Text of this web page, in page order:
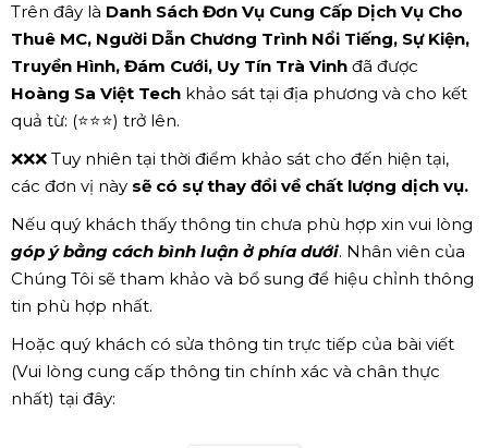
Trên đây là Danh Sách Đơn Vụ Cung Cấp Dịch Vụ Cho
Thuê MC, Người Dẫn Chương Trình Nổi Tiếng, Sự Kiện,
Truyền Hình, Đám Cưới, Uy Tín Trà Vinh đã được
Hoàng Sa Việt Tech khảo sát tại địa phương và cho kết
quả từ: (⭐⭐⭐) trở lên.
❌❌❌ Tuy nhiên tại thời điểm khảo sát cho đến hiện tại,
các đơn vị này sẽ có sự thay đổi về chất lượng dịch vụ.
Nếu quý khách thấy thông tin chưa phù hợp xin vui lòng
góp ý bằng cách bình luận ở phía dưới. Nhân viên của
Chúng Tôi sẽ tham khảo và bổ sung để hiệu chỉnh thông
tin phù hợp nhất.
Hoặc quý khách có sửa thông tin trực tiếp của bài viết
(Vui lòng cung cấp thông tin chính xác và chân thực
nhất) tại đây: